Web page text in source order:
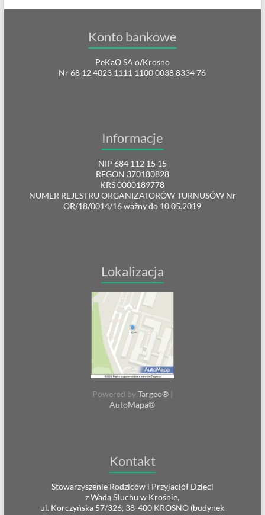
Konto bankowe
PeKaO SA o/Krosno
Nr 68 12 4023 1111 1100 0038 8334 76
Informacje
NIP 684 112 15 15
REGON 370180828
KRS 0000189778
NUMER REJESTRU ORGANIZATORÓW TURNUSÓW Nr
OR/18/0014/16 ważny do 10.05.2019
Lokalizacja
Powered byTargeo®|
AutoMapa®
Kontakt
Stowarzyszenie Rodziców i Przyjaciół Dzieci
z Wadą Słuchu w Krośnie,
ul. Korczyńska 57/326, 38-400 KROSNO (budynek